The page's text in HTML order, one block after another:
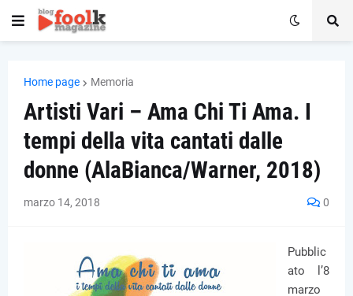
Home page Memoria
Artisti Vari – Ama Chi Ti Ama. I
tempi della vita cantati dalle
donne (AlaBianca/Warner, 2018)
marzo 14, 2018 0
Pubblic
ato l’8
marzo